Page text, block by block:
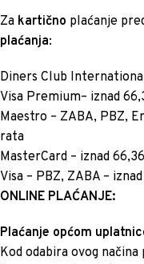
Za kartično plaćanje
plaćanja:
Diners Club
Visa Premium– iznad
Maestro – ZABA, PBZ,
rata
MasterCard – iznad
Visa – PBZ, ZABA –
ONLINE PLAĆANJE:
Plaćanje općom
Kod odabira ovog